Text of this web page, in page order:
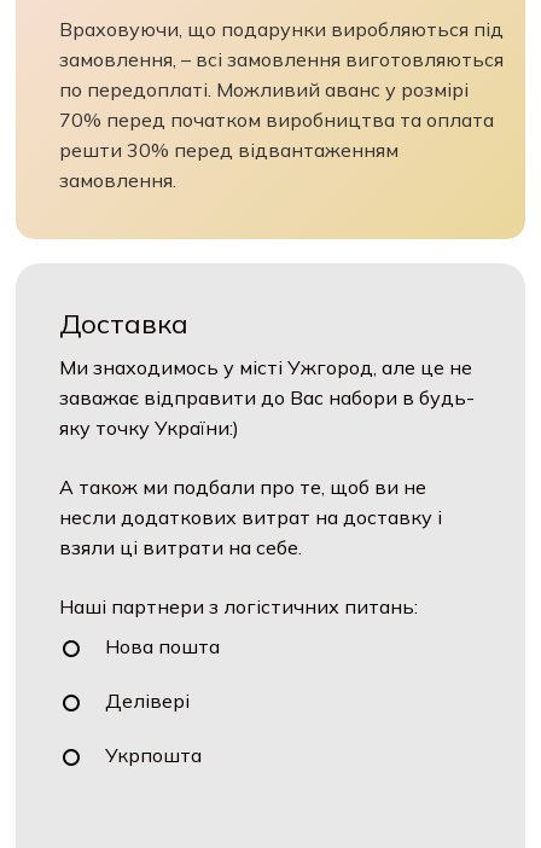
Враховуючи, що подарунки виробляються під
замовлення, – всі замовлення виготовляються
по передоплаті. Можливий аванс у розмірі
70% перед початком виробництва та оплата
решти 30% перед відвантаженням
замовлення.
Доставка
Ми знаходимось у місті Ужгород, але це не
заважає відправити до Вас набори в будь-
яку точку України:)
А також ми подбали про те, щоб ви не
несли додаткових витрат на доставку і
взяли ці витрати на себе.
Наші партнери з логістичних питань:
Нова пошта
Делівері
Укрпошта